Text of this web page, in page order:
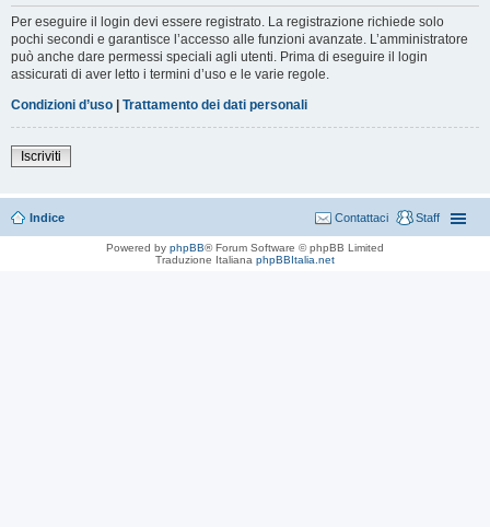
Per eseguire il login devi essere registrato. La registrazione richiede solo
pochi secondi e garantisce l’accesso alle funzioni avanzate. L’amministratore
può anche dare permessi speciali agli utenti. Prima di eseguire il login
assicurati di aver letto i termini d’uso e le varie regole.
Condizioni d’uso | Trattamento dei dati personali
Iscriviti
Indice Staff
Contattaci
Powered by phpBB® Forum Software © phpBB Limited
Traduzione Italiana phpBBItalia.net